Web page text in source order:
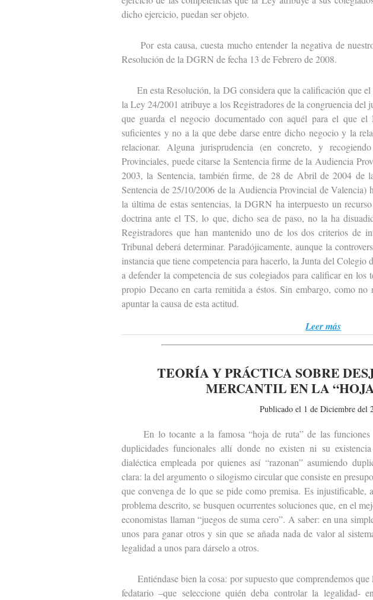
dicho ejercicio, puedan ser objeto.
Por esta causa, cuesta mucho entender la negativa de
Resolución de la DGRN de fecha 13 de Febrero de 2008.
En esta Resolución, la DG considera que la calificación que el
la Ley 24/2001 atribuye a los Registradores de la congruencia del
que guarda el negocio documentado con aquél para el que el
suficientes y no a la que debe darse entre dicho negocio y la
relacionar. Alguna jurisprudencia (en concreto, y
Provinciales, puede citarse la Sentencia firme de la Audiencia
2003, la Sentencia, también firme, de 28 de Abril de 2004 de
Sentencia de 25/10/2006 de la Audiencia Provincial de Valencia)
la última de estas sentencias, la DGRN ha interpuesto un
doctrina ante el TS, lo que, dicho sea de paso, no la ha
Registradores que han mantenido uno de los dos criterios de
Tribunal deberá determinar. Paradójicamente, aunque la
instancia que tiene competencia para hacerlo, la Junta del Colegio
a defender la competencia de sus colegiados para calificar en los
propio Decano en carta remitida a éstos. Sin embargo, como
apuntar la causa de esta actitud.
Leer más
TEORÍA Y PRÁCTICA SOBRE
MERCANTIL EN LA
Publicado el 1 de Diciembre del
En lo tocante a la famosa “hoja de ruta” de las funciones
duplicidades funcionales allí donde no existen ni su
dialéctica empleada por quienes así “razonan” asumiendo
clara: la del argumento o silogismo circular que consiste en
que convenga de lo que se pide como premisa. Es injustificable,
problema descrito, se busquen ocurrentes soluciones que, en el
economistas llaman “juegos de suma cero”. A saber: en una
unos para ganar otros y sin que se añada nada de valor al
legalidad a unos para dárselo a otros.
Entiéndase bien la cosa: por supuesto que comprendemos que
fedatario –que seleccione quién deba controlar la legalidad-